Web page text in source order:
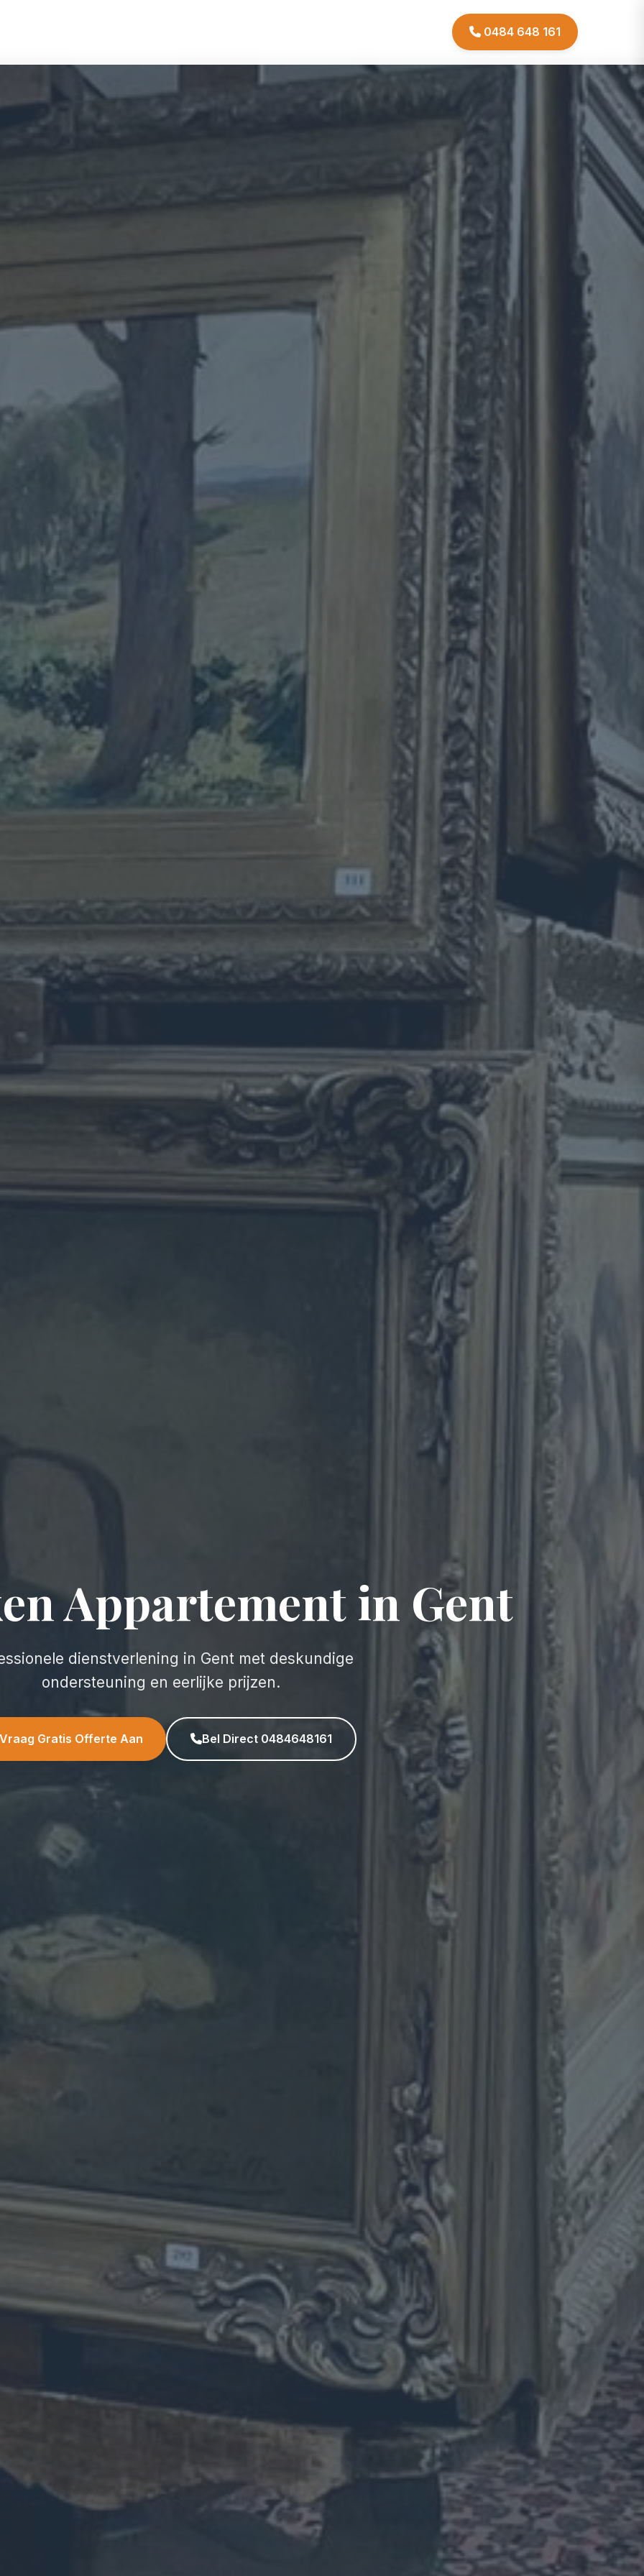
0484 648 161
Appartement in Gent
dienstverlening in Gent met deskundige
ondersteuning en eerlijke prijzen.
Gratis Offerte Aan Bel Direct 0484648161